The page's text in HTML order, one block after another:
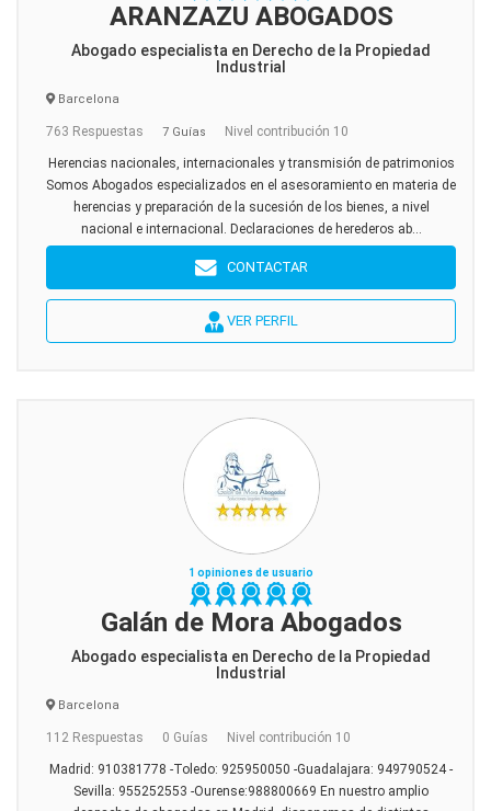
ARANZAZU ABOGADOS
Abogado especialista en Derecho de la Propiedad
Industrial
Barcelona
763 Respuestas 7 Guías Nivel contribución 10
Herencias nacionales, internacionales y transmisión de patrimonios
Somos Abogados especializados en el asesoramiento en materia de
herencias y preparación de la sucesión de los bienes, a nivel
nacional e internacional. Declaraciones de herederos ab...
CONTACTAR
VER PERFIL
1 opiniones de usuario
Galán de Mora Abogados
Abogado especialista en Derecho de la Propiedad
Industrial
Barcelona
112 Respuestas 0 Guías Nivel contribución 10
Madrid: 910381778 -Toledo: 925950050 -Guadalajara: 949790524 -
Sevilla: 955252553 -Ourense:988800669 En nuestro amplio